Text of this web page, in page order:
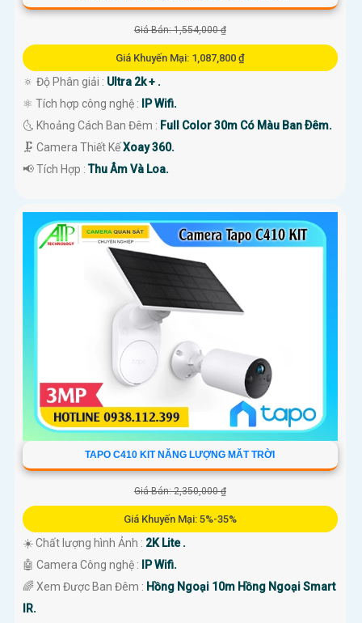
Giá Bán: 1,554,000 ₫
Giá Khuyến Mại: 1,087,800 ₫
🔅 Độ Phân giải : Ultra 2k + .
⚛️ Tích hợp công nghệ : IP Wifi.
🌜 Khoảng Cách Ban Đêm : Full Color 30m Có Màu Ban Ðêm.
🗜️ Camera Thiết KếXoay 360.
️📢 Tích Hợp :Thu Âm Và Loa.
TAPO C410 KIT NĂNG LƯỢNG MĂT TRỜI
Giá Bán: 2,350,000 ₫
Giá Khuyến Mại: 5%-35%
☀️ Chất lượng hình Ảnh : 2K Lite .
🤖️ Camera Công nghệ :
IP Wifi.
🌈 Xem Được Ban Đêm : Hồng Ngoại 10m Hồng Ngoại Smart
IR.